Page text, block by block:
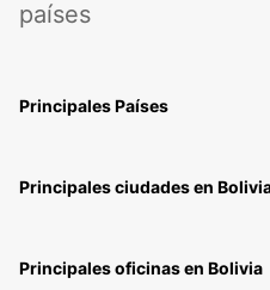
países
Principales Países
Principales ciudades en
Principales oficinas en Bolivia